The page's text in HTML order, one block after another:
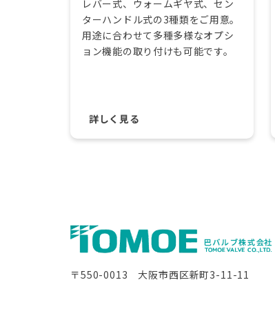
レバー式、ウォームギヤ式、セン
ターハンドル式の3種類をご用意。
用途に合わせて多種多様なオプシ
ョン機能の取り付けも可能です。
詳しく見る
〒550-0013 大阪市西区新町3-11-11